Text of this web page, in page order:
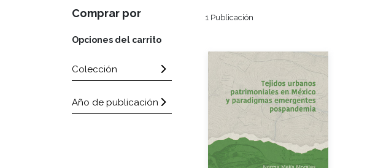
Comprar por
Opciones del carrito
Colección
Año de publicación
1 Publicación
Año de edición